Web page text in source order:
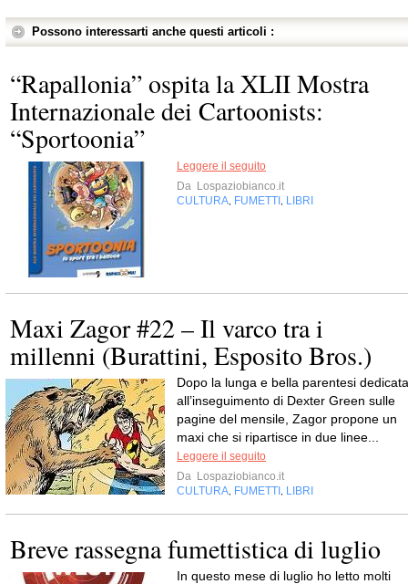
Possono interessarti anche questi articoli :
“Rapallonia” ospita la XLII Mostra
Internazionale dei Cartoonists:
“Sportoonia”
Leggere il seguito
Da Lospaziobianco.it
CULTURA FUMETTI LIBRI
Maxi Zagor #22 – Il varco tra i
millenni (Burattini, Esposito Bros.)
Dopo la lunga e bella parentesi dedicata
all’inseguimento di Dexter Green sulle
pagine del mensile, Zagor propone un
maxi che si ripartisce in due linee...
Leggere il seguito
Da Lospaziobianco.it
CULTURA FUMETTI LIBRI
Breve rassegna fumettistica di luglio
In questo mese di luglio ho letto molti